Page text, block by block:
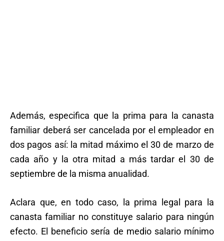
Además, especifica que la prima para la canasta
familiar deberá ser cancelada por el empleador en
dos pagos así: la mitad máximo el 30 de marzo de
cada año y la otra mitad a más tardar el 30 de
septiembre de la misma anualidad.
Aclara que, en todo caso, la prima legal para la
canasta familiar no constituye salario para ningún
efecto. El beneficio sería de medio salario mínimo